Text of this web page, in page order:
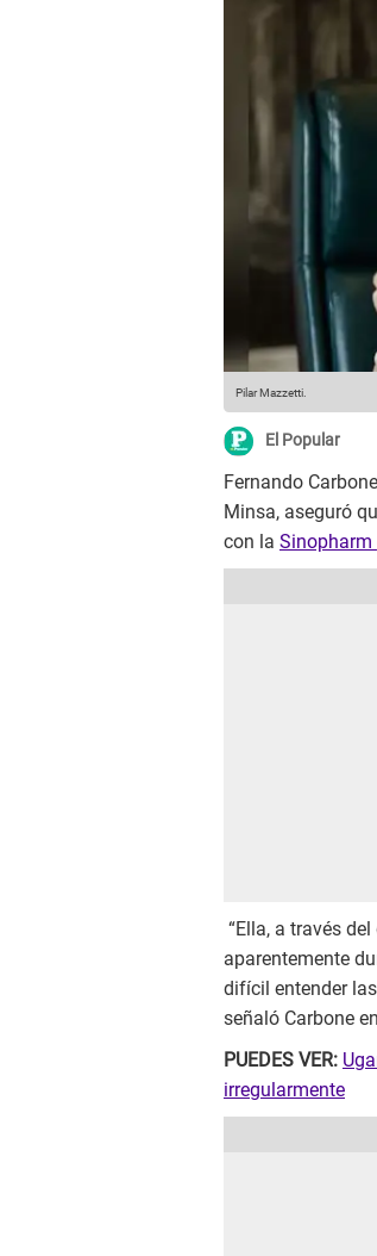
Pilar Mazzetti.
El Popular
Fernando
Minsa, aseguró
con la Sinopharm
“Ella, a través
aparentemente
difícil entender
señaló Carbone
PUEDES VER:
irregularmente